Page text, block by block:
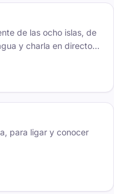
de las ocho islas, de
y charla en directo,
para ligar y conocer